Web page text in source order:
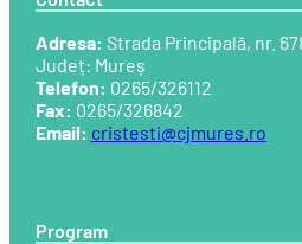
Adresa: Strada Principală, nr.
Județ: Mureș
Telefon: 0265/326112
Fax: 0265/326842
Email: cristesti@cjmures.ro
Program